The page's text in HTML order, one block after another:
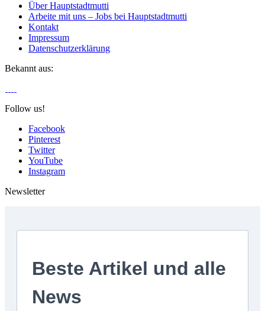
Über Hauptstadtmutti
Arbeite mit uns – Jobs bei Hauptstadtmutti
Kontakt
Impressum
Datenschutzerklärung
Bekannt aus:
Follow us!
Facebook
Pinterest
Twitter
YouTube
Instagram
Newsletter